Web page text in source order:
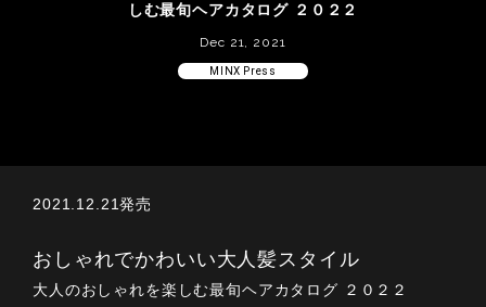
しむ最旬ヘアカタログ ２０２２
Dec 21, 2021
MINX Press
2021.12.21発売
おしゃれでかわいい大人髪スタイル
大人のおしゃれを楽しむ最旬ヘアカタログ ２０２２